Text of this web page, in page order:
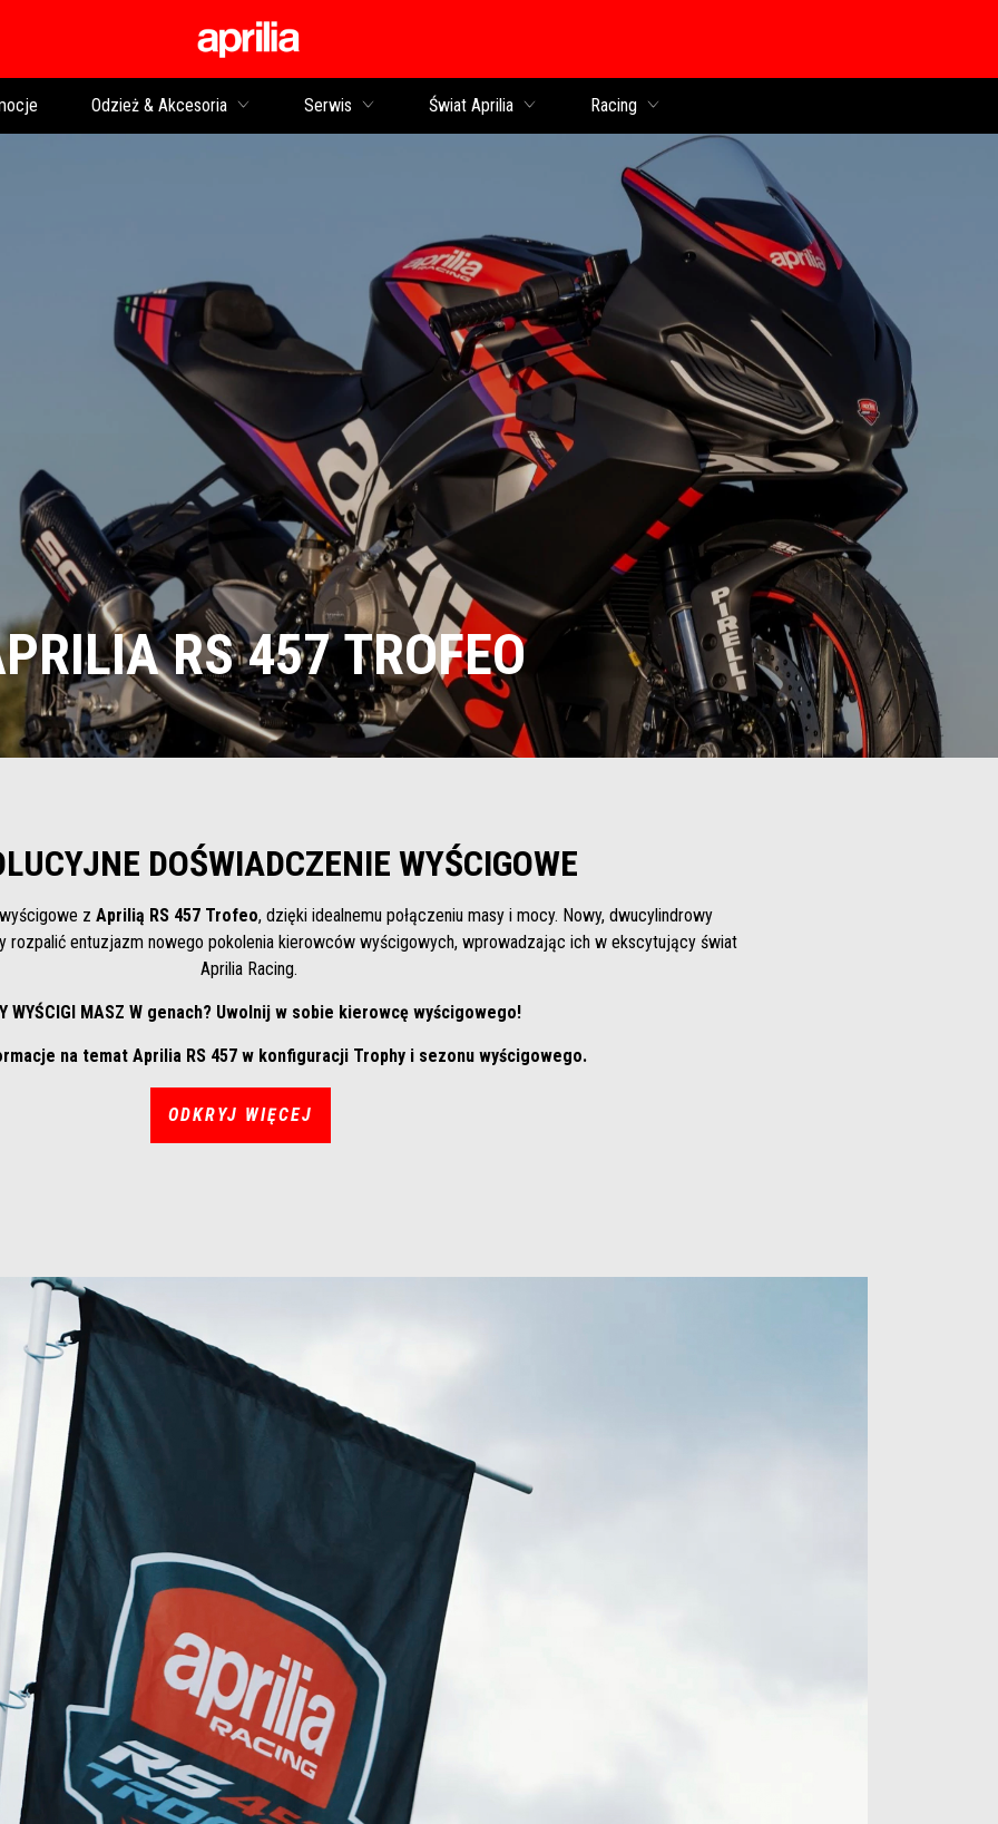
Odzież & Akcesoria Serwis Świat Aprilia Racing
RS 457 TROFEO
DOŚWIADCZENIE WYŚCIGOWE
zAprilią RS 457 Trofeo, dzięki idealnemu połączeniu masy i mocy. Nowy, dwucylindrowy
rozpalić entuzjazm nowego pokolenia kierowców wyścigowych, wprowadzając ich w ekscytujący świat
Aprilia Racing.
WYŚCIGI MASZ W genach? Uwolnij w sobie kierowcę wyścigowego!
na temat Aprilia RS 457 w konfiguracji Trophy i sezonu wyścigowego.
ODKRYJ WIĘCEJ